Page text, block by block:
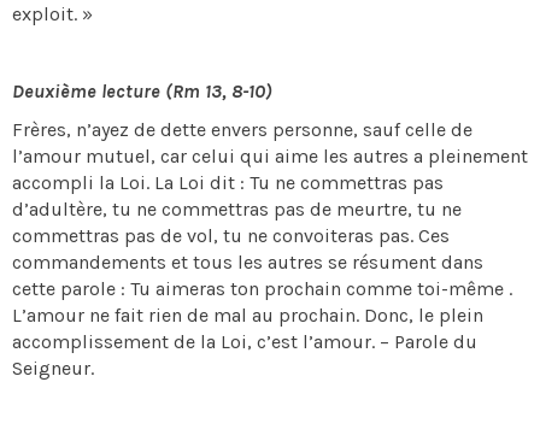
exploit. »
Deuxième lecture (Rm 13, 8-10)
Frères, n’ayez de dette envers personne, sauf celle de
l’amour mutuel, car celui qui aime les autres a pleinement
accompli la Loi. La Loi dit : Tu ne commettras pas
d’adultère, tu ne commettras pas de meurtre, tu ne
commettras pas de vol, tu ne convoiteras pas. Ces
commandements et tous les autres se résument dans
cette parole : Tu aimeras ton prochain comme toi-même .
L’amour ne fait rien de mal au prochain. Donc, le plein
accomplissement de la Loi, c’est l’amour. – Parole du
Seigneur.